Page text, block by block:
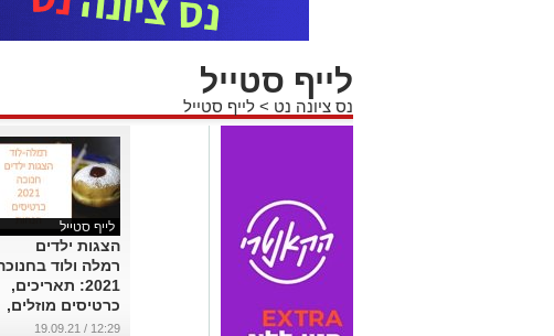
לייף סטייל
נס ציונה נט > לייף סטייל
לייף סטייל
הצגות ילדים
רמלה ולוד
2021: תאריכים,
כרטיסים מוזלים,
מופעים- המכבים
12:29 / 19.09.21